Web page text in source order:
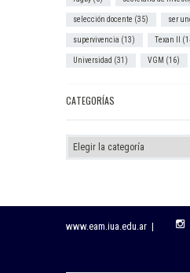
selección docente (35) ser
supervivencia (13) Texan II
Universidad (31) VGM (16)
CATEGORÍAS
Categorías
www.eam.iua.edu.ar |